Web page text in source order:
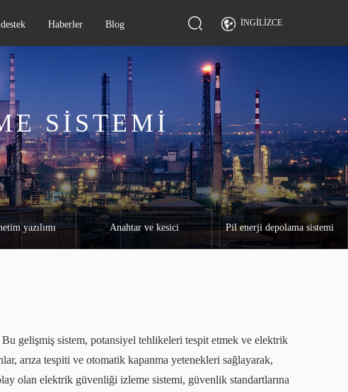
Haberler Blog İNGILIZCE
SISTEMI
yazılımı Anahtar ve kesici Pil enerji depolama sistemi
gelişmiş sistem, potansiyel tehlikeleri tespit etmek ve elektrik
arıza tespiti ve otomatik kapanma yetenekleri sağlayarak,
olan elektrik güvenliği izleme sistemi, güvenlik standartlarına